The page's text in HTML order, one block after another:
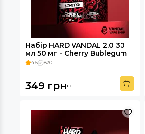
Набір HARD VANDAL 2.0 30
мл 50 мг - Cherry Bublegum
4.5 820
349 грнгрн